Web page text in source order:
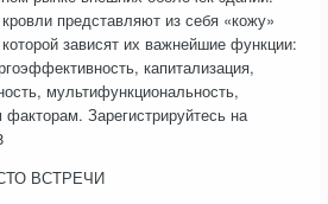
представляют из себя «кожу»
зависят их важнейшие функции:
капитализация,
мультифункциональность,
Зарегистрируйтесь на
ВСТРЕЧИ